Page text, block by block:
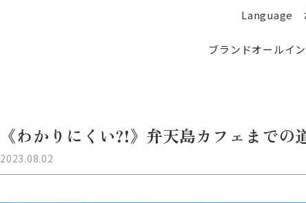
Language
ブランドオールイ
《わかりにくい?!》弁天島カフェまでの
2023.08.02